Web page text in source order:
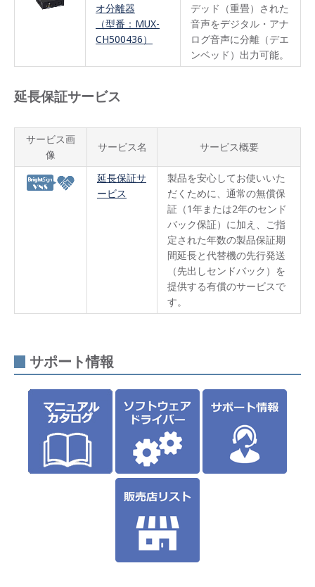
オ分離器
（型番：MUX-
CH500436）
デッド（重畳）された
音声をデジタル・アナ
ログ音声に分離（デエ
ンベッド）出力可能。
延長保証サービス
サービス画
像
サービス名 サービス概要
延長保証サ
ービス
製品を安心してお使いいた
だくために、通常の無償保
証（1年または2年のセンド
バック保証）に加え、ご指
定された年数の製品保証期
間延長と代替機の先行発送
（先出しセンドバック）を
提供する有償のサービスで
す。
サポート情報